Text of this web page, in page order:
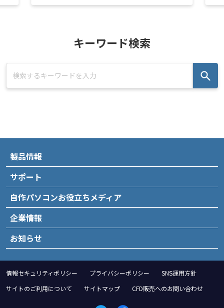
キーワード検索
製品情報
サポート
自作パソコンお役立ちメディア
企業情報
お知らせ
情報セキュリティポリシー プライバシーポリシー
SNS運用方針
サイトのご利用について
サイトマップ CFD販売へのお問い合わせ